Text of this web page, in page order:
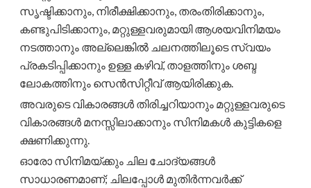
സൃഷ്ടിക്കാനും, നിരീക്ഷിക്കാനും, തരംതിരിക്കാനും,
കണ്ടുപിടിക്കാനും, മറ്റുള്ളവരുമായി ആശയവിനിമയം
നടത്താനും അല്ലെങ്കിൽ ചലനത്തിലൂടെ സ്വയം
പ്രകടിപ്പിക്കാനും ഉള്ള കഴിവ്, താളത്തിനും ശബ്ദ
ലോകത്തിനും സെൻസിറ്റീവ് ആയിരിക്കുക.
അവരുടെ വികാരങ്ങൾ തിരിച്ചറിയാനും മറ്റുള്ളവരുടെ
വികാരങ്ങൾ മനസ്സിലാക്കാനും സിനിമകൾ കുട്ടികളെ
ക്ഷണിക്കുന്നു.
ഓരോ സിനിമയ്ക്കും ചില ചോദ്യങ്ങൾ
സാധാരണമാണ്; ചിലപ്പോൾ മുതിർന്നവർക്ക്